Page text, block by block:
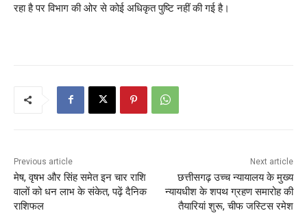
रहा है पर विभाग की ओर से कोई अधिकृत पुष्टि नहीं की गई है।
Previous article
मेष, वृषभ और सिंह समेत इन चार राशि
वालों को धन लाभ के संकेत, पढ़ें दैनिक
राशिफल
Next article
छत्तीसगढ़ उच्च न्यायालय के मुख्य
न्यायधीश के शपथ ग्रहण समारोह की
तैयारियां शुरू, चीफ जस्टिस रमेश